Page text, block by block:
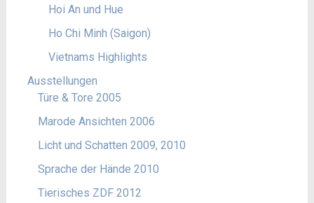
Hoi An und Hue
Ho Chi Minh (Saigon)
Vietnams Highlights
Ausstellungen
Türe & Tore 2005
Marode Ansichten 2006
Licht und Schatten 2009, 2010
Sprache der Hände 2010
Tierisches ZDF 2012